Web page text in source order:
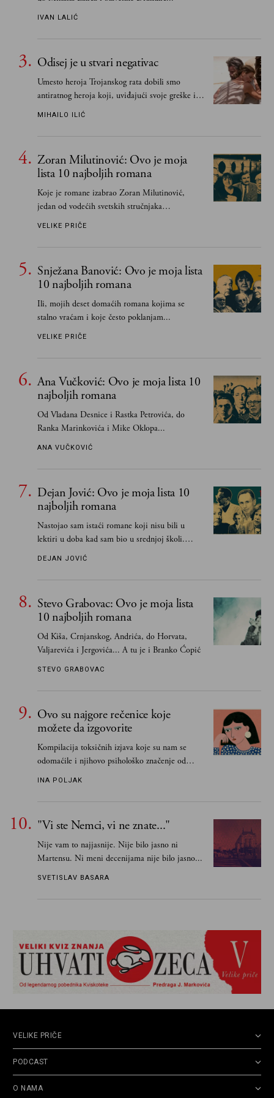
IVAN LALIĆ
Odisej je u stvari negativac
Umesto heroja Trojanskog rata dobili smo
antiratnog heroja koji, uviđajući svoje greške i
učeći na njima, shvata da postoje stvari koje su
MIHAILO ILIĆ
Zoran Milutinović: Ovo je moja
lista 10 najboljih romana
Koje je romane izabrao Zoran Milutinović,
jedan od vodećih svetskih stručnjaka
južnoslovenske književnosti
VELIKE PRIČE
Snježana Banović: Ovo je moja lista
10 najboljih romana
Ili, mojih deset domaćih romana kojima se
stalno vraćam i koje često poklanjam...
VELIKE PRIČE
Ana Vučković: Ovo je moja lista 10
najboljih romana
Od Vladana Desnice i Rastka Petrovića, do
Ranka Marinkovića i Mike Oklopa...
ANA VUČKOVIĆ
Dejan Jović: Ovo je moja lista 10
najboljih romana
Nastojao sam istaći romane koji nisu bili u
lektiri u doba kad sam bio u srednjoj školi.
Smatrao sam da su "klasici" već dovoljno
DEJAN JOVIĆ
Stevo Grabovac: Ovo je moja lista
10 najboljih romana
Od Kiša, Crnjanskog, Andrića, do Horvata,
Valjarevića i Jergovića... A tu je i Branko Ćopić
STEVO GRABOVAC
Ovo su najgore rečenice koje
možete da izgovorite
Kompilacija toksičnih izjava koje su nam se
odomaćile i njihovo psihološko značenje od
INA POLJAK
"Vi ste Nemci, vi ne znate..."
Nije vam to najjasnije. Nije bilo jasno ni
Martensu. Ni meni decenijama nije bilo jasno...
SVETISLAV BASARA
VELIKE PRIČE
PODCAST
O NAMA